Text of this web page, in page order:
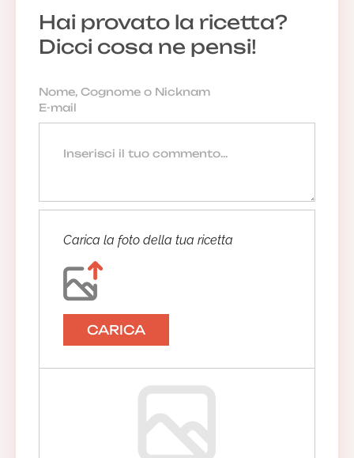
Hai provato la ricetta?
Dicci cosa ne pensi!
Carica la foto della tua ricetta
CARICA